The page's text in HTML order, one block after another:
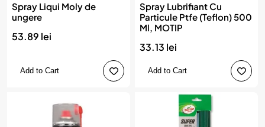
Spray Liqui Moly de
ungere
53.89 lei
Add to Cart
Spray Lubrifiant Cu
Particule Ptfe (Teflon) 500
Ml, MOTIP
33.13 lei
Add to Cart